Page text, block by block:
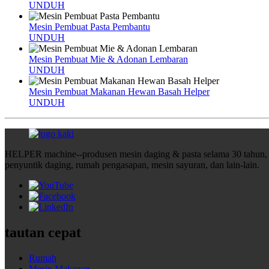
UNDUH
Mesin Pembuat Pasta Pembantu
UNDUH
Mesin Pembuat Mie & Adonan Lembaran
UNDUH
Mesin Pembuat Makanan Hewan Basah Helper
UNDUH
HELPER machine--produsen mesin daging & pasta selama 30
penyuntik daging, rumah pengasapan, mesin sayuran, dan lain-lain.
tautan cepat
Rumah